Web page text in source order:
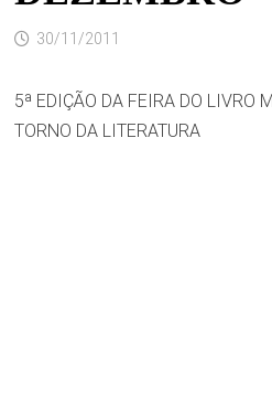
30/11/2011
5ª EDIÇÃO DA FEIRA DO LIVRO
TORNO DA LITERATURA